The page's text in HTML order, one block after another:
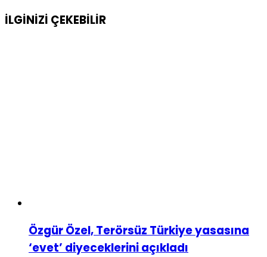
İLGİNİZİ ÇEKEBİLİR
Özgür Özel, Terörsüz Türkiye yasasına
‘evet’ diyeceklerini açıkladı